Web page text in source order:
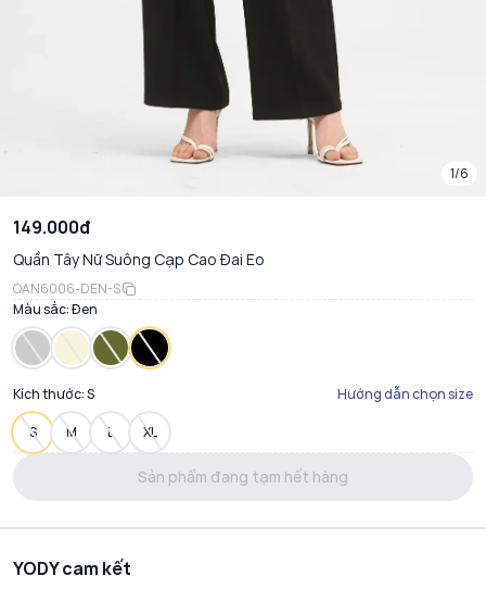
1/6
149.000đ
Quần Tây Nữ Suông Cạp Cao Đai Eo
QAN6006-DEN-S
Màu sắc:Đen
Kích thước:S Hướng dẫn chọn size
S M L XL
Sản phẩm đang tạm hết hàng
YODY cam kết